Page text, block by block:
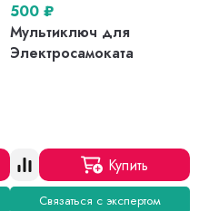
500 ₽
Мультиключ для
Электросамоката
Купить
Связаться с экспертом